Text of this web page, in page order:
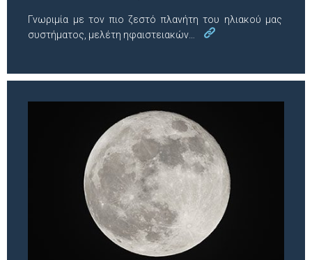
Γνωριμία με τον πιο ζεστό πλανήτη του ηλιακού μας
συστήματος, μελέτη ηφαιστειακών…